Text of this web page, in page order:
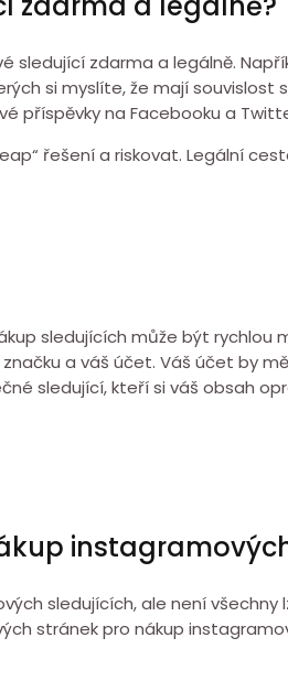
sledující zdarma a legálně.
si myslíte, že mají souvislost
příspěvky na Facebooku a
řešení a riskovat. Legální
sledujících může být
a váš účet. Váš účet by
sledující, kteří si váš obsah
sledujících, ale není
stránek pro nákup